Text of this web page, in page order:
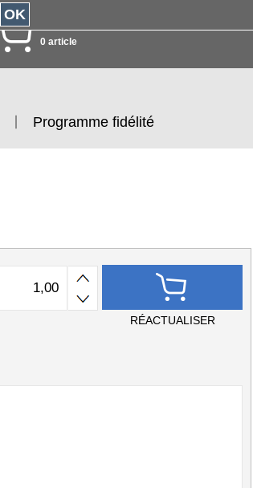
0 article
Programme fidélité
RÉACTUALISER
OK